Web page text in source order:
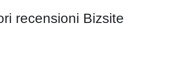
recensioni Bizsite